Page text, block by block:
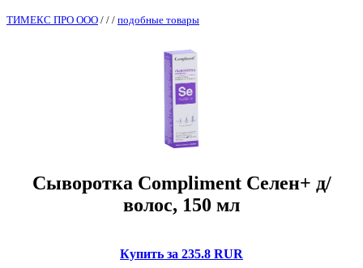
ТИМЕКС ПРО ООО / / / подобные товары
Сыворотка Compliment Селен+ д/
волос, 150 мл
Купить за 235.8 RUR